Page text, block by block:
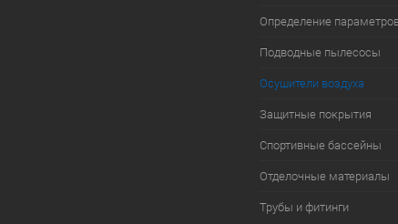
Определение
Подводные пылесосы
Осушители воздуха
Защитные покрытия
Спортивные бассейны
Отделочные материалы
Трубы и фитинги